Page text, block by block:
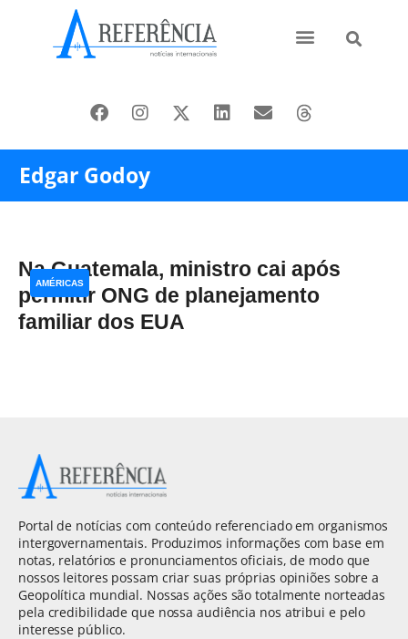
Edgar Godoy
Na Guatemala, ministro cai após
permitir ONG de planejamento
familiar dos EUA
AMÉRICAS
Portal de notícias com conteúdo referenciado em organismos
intergovernamentais. Produzimos informações com base em
notas, relatórios e pronunciamentos oficiais, de modo que
nossos leitores possam criar suas próprias opiniões sobre a
Geopolítica mundial. Nossas ações são totalmente norteadas
pela credibilidade que nossa audiência nos atribui e pelo
interesse público.